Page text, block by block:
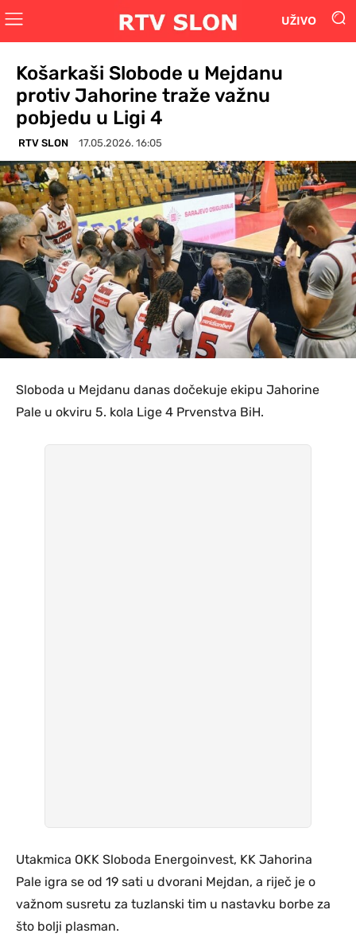
UŽIVO
Košarkaši Slobode u Mejdanu
protiv Jahorine traže važnu
pobjedu u Ligi 4
RTV SLON 17.05.2026. 16:05
Sloboda u Mejdanu danas dočekuje ekipu Jahorine
Pale u okviru 5. kola Lige 4 Prvenstva BiH.
Utakmica OKK Sloboda Energoinvest, KK Jahorina
Pale igra se od 19 sati u dvorani Mejdan, a riječ je o
važnom susretu za tuzlanski tim u nastavku borbe za
što bolji plasman.